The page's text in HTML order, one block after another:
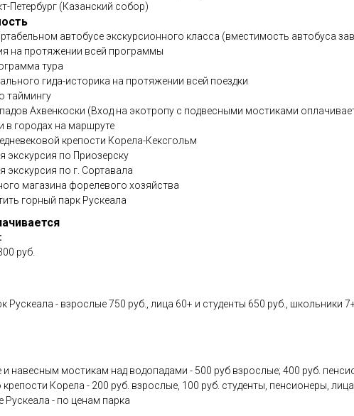
Петербург (Казанский собор)
автобусе экскурсионного класса (вместимость автобуса
на протяжении всей программы
тура
гида-историка на протяжении всей поездки
таймингу
Ахвенкоски (Вход на экотропу с подвесными мостиками
в городах на маршруте
крепости Корела-Кексгольм
экскурсия по Приозерску
экскурсия по г. Сортавала
магазина форелевого хозяйства
горный парк Рускеала
руб.
Рускеала - взрослые 750 руб., лица 60+ и студенты 650 руб., школьники
навесным мостикам над водопадами - 500 руб взрослые; 400 руб.
Корела - 200 руб. взрослые, 100 руб. студенты, пенсионеры,
Рускеала - по ценам парка